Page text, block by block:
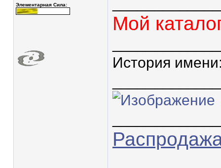
Элементарная Сила:
Мой
История